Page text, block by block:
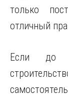
только
отличный
Если до